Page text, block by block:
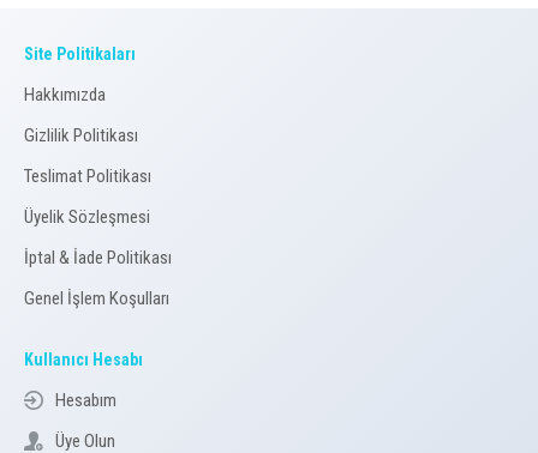
Site Politikaları
Hakkımızda
Gizlilik Politikası
Teslimat Politikası
Üyelik Sözleşmesi
İptal & İade Politikası
Genel İşlem Koşulları
Kullanıcı Hesabı
Hesabım
Üye Olun